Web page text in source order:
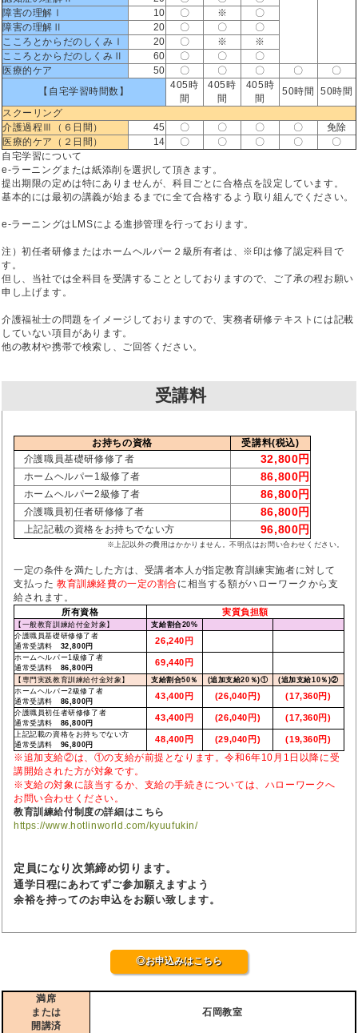
障害の理解Ⅰ
10 〇 ※
〇
障害の理解Ⅱ
20 〇 〇
〇
こころとからだのしくみⅠ
20 〇 ※
※
こころとからだのしくみⅡ
60 〇 〇
〇
医療的ケア
50 〇 〇 〇 〇
〇
【自宅学習時間数】
405時
間
405時
間
405時
間
50時間
50時間
スクーリング
介護過程Ⅲ（６日間）
45 〇 〇 〇 〇
免除
医療的ケア（２日間）
14 〇 〇 〇 〇
〇
自宅学習について
e-ラーニングまたは紙添削を選択して頂きます。
提出期限の定めは特にありませんが、科目ごとに合格点を設定しています。
基本的には最初の講義が始まるまでに全て合格するよう取り組んでください。
e-ラーニングはLMSによる進捗管理を行っております。
注）初任者研修またはホームヘルパー２級所有者は、※印は修了認定科目で
す。
但し、当社では全科目を受講することとしておりますので、ご了承の程お願い
申し上げます。
介護福祉士の問題をイメージしておりますので、実務者研修テキストには記載
していない項目があります。
他の教材や携帯で検索し、ご回答ください。
受講料
お持ちの資格
受講料(税込)
介護職員基礎研修修了者
32,800円
ホームヘルパー1級修了者 86,800円
ホームヘルパー2級修了者 86,800円
介護職員初任者研修修了者 86,800円
上記記載の資格をお持ちでない方 96,800円
※上記以外の費用はかかりません。不明点はお問い合わせください。
一定の条件を満たした方は、受講者本人が指定教育訓練実施者に対して
支払った 教育訓練経費の一定の割合に相当する額がハローワークから支
給されます。
所有資格 実質負担額
【一般教育訓練給付金対象】 支給割合20%
介護職員基礎研修修了者
通常受講料 32,800円
26,240円
ホームヘルパー1級修了者
通常受講料 86,800円
69,440円
【専門実践教育訓練給付金対象】 支給割合50％ (追加支給20％)① (追加支給10％)②
ホームヘルパー2級修了者
通常受講料 86,800円
43,400円 (26,040円) (17,360円)
介護職員初任者研修修了者
通常受講料 86,800円
43,400円 (26,040円) (17,360円)
上記記載の資格をお持ちでない方
通常受講料 96,800円
48,400円 (29,040円) (19,360円)
※追加支給②は、①の支給が前提となります。令和6年10月1日以降に受
講開始された方が対象です。
※支給の対象に該当するか、支給の手続きについては、ハローワークへ
お問い合わせください。
教育訓練給付制度の詳細はこちら
https://www.hotlinworld.com/kyuufukin/
定員になり次第締め切ります。
通学日程にあわてずご参加願えますよう
余裕を持ってのお申込をお願い致します。
◎お申込みはこちら
満席
または
開講済
石岡教室